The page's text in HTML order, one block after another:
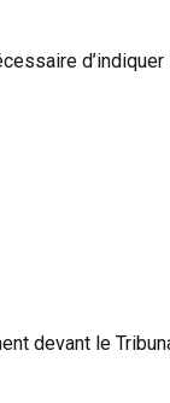
d’indiquer
devant le